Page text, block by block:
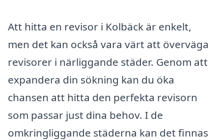
Att hitta en revisor i Kolbäck är enkelt,
men det kan också vara värt att överväga
revisorer i närliggande städer. Genom att
expandera din sökning kan du öka
chansen att hitta den perfekta revisorn
som passar just dina behov. I de
omkringliggande städerna kan det finnas